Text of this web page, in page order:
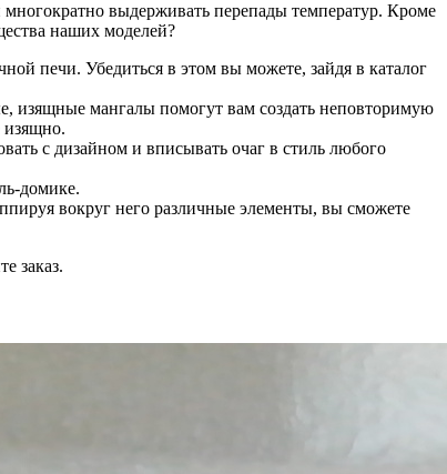
выдерживать перепады температур. Кроме
наших моделей?
печи. Убедиться в этом вы можете, зайдя в каталог
изящные мангалы помогут вам создать неповторимую
изящно.
с дизайном и вписывать очаг в стиль любого
домике.
вокруг него различные элементы, вы сможете
заказ.